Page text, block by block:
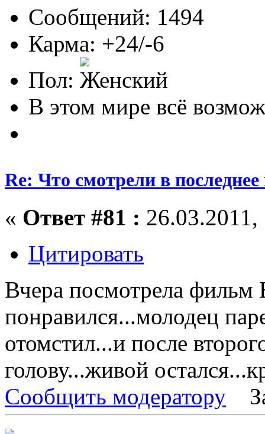
Сообщений: 1494
Карма: +24/-6
Пол:
В этом мире всё
Re: Что смотрели в
« Ответ #81 :
Цитировать
Вчера посмотрела фильм
понравился...молодец
отомстил...и после
голову...живой
Сообщить модератору